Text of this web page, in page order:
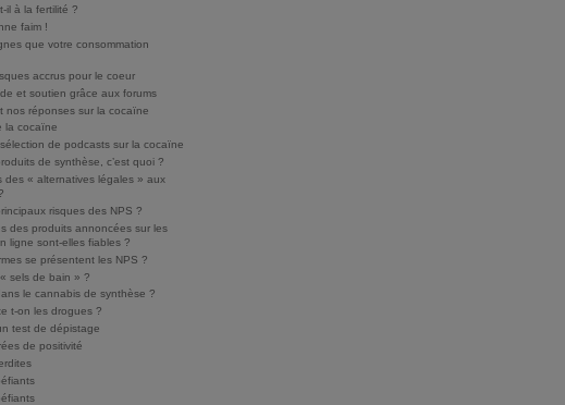
il à la fertilité ?
faim !
que votre consommation
accrus pour le coeur
et soutien grâce aux forums
nos réponses sur la cocaïne
la cocaïne
de podcasts sur la cocaïne
de synthèse, c’est quoi ?
des « alternatives légales » aux
risques des NPS ?
des produits annoncées sur les
ligne sont-elles fiables ?
se présentent les NPS ?
sels de bain » ?
le cannabis de synthèse ?
t-on les drogues ?
test de dépistage
de positivité